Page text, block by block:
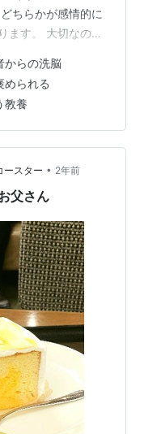
ちらかが感情的に
ます。 大切なの
難題です。 小さい
間を行き来してい
のことが「善いこ
ます。 さらによい
験です。 「ダメだ
からの洗脳
められる
教養
ースター • 2年前
父さん